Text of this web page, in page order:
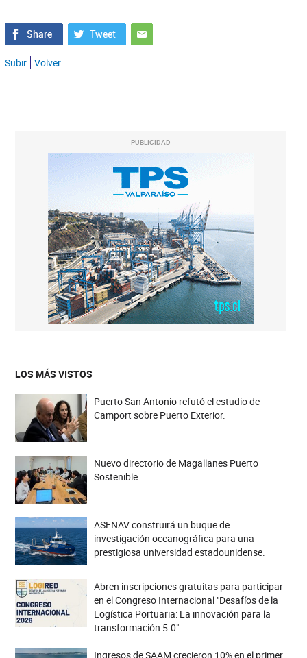
Subir Volver
PUBLICIDAD
LOS MÁS VISTOS
Puerto San Antonio refutó el estudio de
Camport sobre Puerto Exterior.
Nuevo directorio de Magallanes Puerto
Sostenible
ASENAV construirá un buque de
investigación oceanográfica para una
prestigiosa universidad estadounidense.
Abren inscripciones gratuitas para participar
en el Congreso Internacional "Desafíos de la
Logística Portuaria: La innovación para la
transformación 5.0"
Ingresos de SAAM crecieron 10% en el primer